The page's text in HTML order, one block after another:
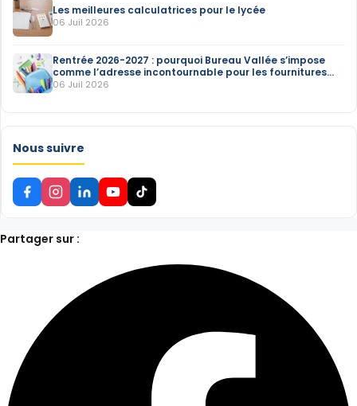
Les meilleures calculatrices pour le lycée
06 Juil 2026
Rentrée 2026-2027 : pourquoi Bureau Vallée s’impose
comme l’adresse incontournable pour les fournitures
scolaires
06 Juil 2026
Nous suivre
Partager sur :